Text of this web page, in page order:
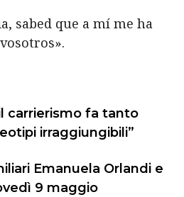
sabed que a mí me ha
carrierismo fa tanto
irraggiungibili”
Emanuela Orlandi e
9 maggio